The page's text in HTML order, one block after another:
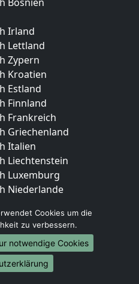
Irland
Lettland
Zypern
Kroatien
Estland
Finnland
Frankreich
Griechenland
Italien
Liechtenstein
Luxemburg
Niederlande
Berlin
Hamburg
München
Cookies um die
zu verbessern.
notwendige Cookies